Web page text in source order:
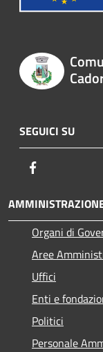
SEGUICI SU
Organi di
Aree
Uffici
Enti e
Politici
Personale